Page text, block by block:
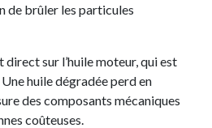
de brûler les particules
sur l’huile moteur, qui est
huile dégradée perd en
des composants mécaniques
coûteuses.